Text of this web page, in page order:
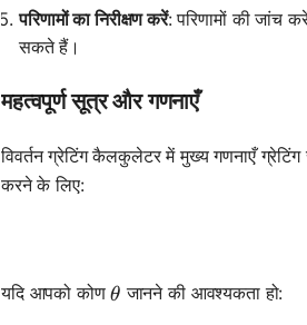
परिणामों का निरीक्षण करें: परिणामों की जांच
सकते हैं।
महत्वपूर्ण सूत्र और गणनाएँ
विवर्तन ग्रेटिंग कैलकुलेटर में मुख्य गणनाएँ
करने के लिए:
यदि आपको कोण\theta
θ जानने की आवश्यकता हो: